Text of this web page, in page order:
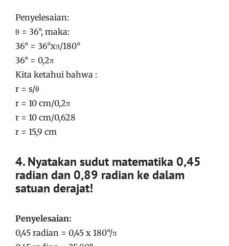
Penyelesaian:
θ = 36°, maka:
36° = 36°xπ/180°
36° = 0,2π
Kita ketahui bahwa :
r = s/θ
r = 10 cm/0,2π
r = 10 cm/0,628
r = 15,9 cm
4. Nyatakan sudut matematika 0,45
radian dan 0,89 radian ke dalam
satuan derajat!
Penyelesaian:
0,45 radian = 0,45 x 180°/π